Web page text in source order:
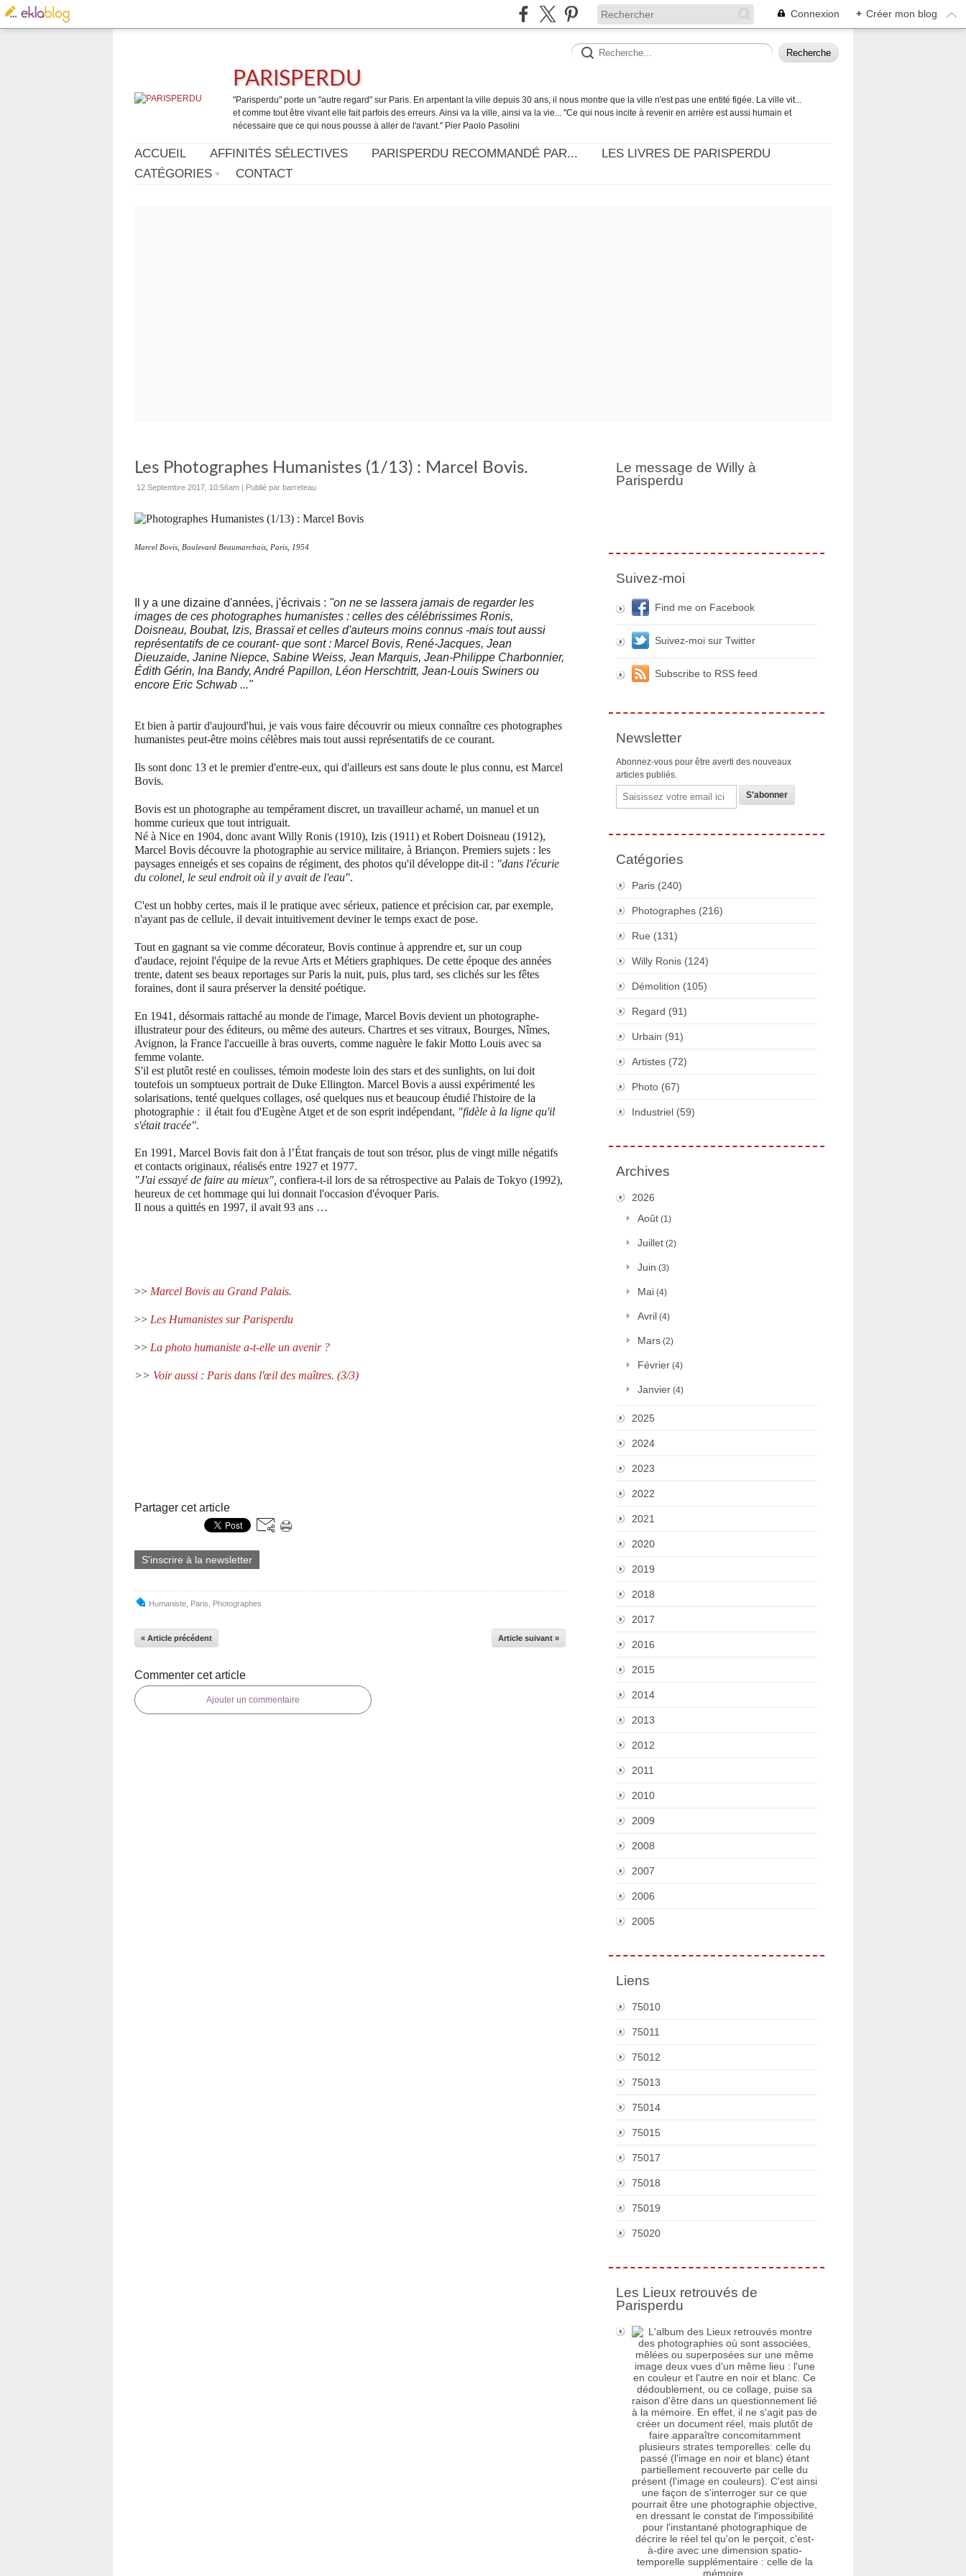
Connexion + Créer mon blog
PARISPERDU
"Parisperdu" porte un "autre regard" sur Paris. En arpentant la ville depuis 30 ans, il nous montre que la ville n'est pas une entité figée. La ville vit...
et comme tout être vivant elle fait parfois des erreurs. Ainsi va la ville, ainsi va la vie... "Ce qui nous incite à revenir en arrière est aussi humain et
nécessaire que ce qui nous pousse à aller de l'avant." Pier Paolo Pasolini
ACCUEIL AFFINITÉS SÉLECTIVES PARISPERDU RECOMMANDÉ PAR...
LES LIVRES DE PARISPERDU
CATÉGORIES
CONTACT
Les Photographes Humanistes (1/13) : Marcel Bovis.
12 Septembre 2017, 10:56am | Publié par barreteau
Marcel Bovis, Boulevard Beaumarchais, Paris, 1954
Il y a une dizaine d'années, j'écrivais : "on ne se lassera jamais de regarder les
images de ces photographes humanistes : celles des célébrissimes Ronis,
Doisneau, Boubat, Izis, Brassaï et celles d'auteurs moins connus -mais tout aussi
représentatifs de ce courant- que sont : Marcel Bovis, René-Jacques, Jean
Dieuzaide, Janine Niepce, Sabine Weiss, Jean Marquis, Jean-Philippe Charbonnier,
Édith Gérin, Ina Bandy, André Papillon, Léon Herschtritt, Jean-Louis Swiners ou
encore Eric Schwab ..."
Et bien à partir d'aujourd'hui, je vais vous faire découvrir ou mieux connaître ces photographes
humanistes peut-être moins célèbres mais tout aussi représentatifs de ce courant.
Ils sont donc 13 et le premier d'entre-eux, qui d'ailleurs est sans doute le plus connu, est Marcel
Bovis.
Bovis est un photographe au tempérament discret, un travailleur acharné, un manuel et un
homme curieux que tout intriguait.
Né à Nice en 1904, donc avant Willy Ronis (1910), Izis (1911) et Robert Doisneau (1912),
Marcel Bovis découvre la photographie au service militaire, à Briançon. Premiers sujets : les
paysages enneigés et ses copains de régiment, des photos qu'il développe dit-il : "dans l'écurie
du colonel, le seul endroit où il y avait de l'eau".
C'est un hobby certes, mais il le pratique avec sérieux, patience et précision car, par exemple,
n'ayant pas de cellule, il devait intuitivement deviner le temps exact de pose.
Tout en gagnant sa vie comme décorateur, Bovis continue à apprendre et, sur un coup
d'audace, rejoint l'équipe de la revue Arts et Métiers graphiques. De cette époque des années
trente, datent ses beaux reportages sur Paris la nuit, puis, plus tard, ses clichés sur les fêtes
foraines, dont il saura préserver la densité poétique.
En 1941, désormais rattaché au monde de l'image, Marcel Bovis devient un photographe-
illustrateur pour des éditeurs, ou même des auteurs. Chartres et ses vitraux, Bourges, Nîmes,
Avignon, la France l'accueille à bras ouverts, comme naguère le fakir Motto Louis avec sa
femme volante.
S'il est plutôt resté en coulisses, témoin modeste loin des stars et des sunlights, on lui doit
toutefois un somptueux portrait de Duke Ellington. Marcel Bovis a aussi expérimenté les
solarisations, tenté quelques collages, osé quelques nus et beaucoup étudié l'histoire de la
photographie : ­ il était fou d'Eugène Atget et de son esprit indépendant, "fidèle à la ligne qu'il
s'était tracée".
En 1991, Marcel Bovis fait don à l’État français de tout son trésor, plus de vingt mille négatifs
et contacts originaux, réalisés entre 1927 et 1977.
"J'ai essayé de faire au mieux", confiera-t-il lors de sa rétrospective au Palais de Tokyo (1992),
heureux de cet hommage qui lui donnait l'occasion d'évoquer Paris.
Il nous a quittés en 1997, il avait 93 ans …
>> Marcel Bovis au Grand Palais.
>> Les Humanistes sur Parisperdu
>> La photo humaniste a-t-elle un avenir ?
>> Voir aussi : Paris dans l'œil des maîtres. (3/3)
Partager cet article
S'inscrire à la newsletter
Humaniste Paris Photographes
« Article précédent Article suivant »
Commenter cet article
Ajouter un commentaire
Le message de Willy à
Parisperdu
Suivez-moi
Find me on Facebook
Suivez-moi sur Twitter
Subscribe to RSS feed
Newsletter
Abonnez-vous pour être averti des nouveaux
articles publiés.
Email
Catégories
Paris (240)
Photographes (216)
Rue (131)
Willy Ronis (124)
Démolition (105)
Regard (91)
Urbain (91)
Artistes (72)
Photo (67)
Industriel (59)
Archives
2026
Août (1)
Juillet (2)
Juin (3)
Mai (4)
Avril (4)
Mars (2)
Février (4)
Janvier (4)
2025
2024
2023
2022
2021
2020
2019
2018
2017
2016
2015
2014
2013
2012
2011
2010
2009
2008
2007
2006
2005
Liens
75010
75011
75012
75013
75014
75015
75017
75018
75019
75020
Les Lieux retrouvés de
Parisperdu